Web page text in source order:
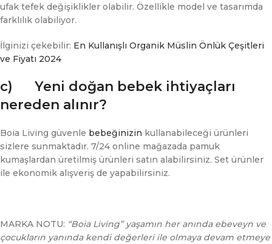
ufak tefek değişiklikler olabilir. Özellikle model ve tasarımda
farklılık olabiliyor.
İlginizi çekebilir: En Kullanışlı Organik Müslin Önlük Çeşitleri
ve Fiyatı 2024
c) Yeni doğan bebek ihtiyaçları
nereden alınır?
Boia Living güvenle bebeğinizin kullanabileceği ürünleri
sizlere sunmaktadır. 7/24 online mağazada pamuk
kumaşlardan üretilmiş ürünleri satın alabilirsiniz. Set ürünler
ile ekonomik alışveriş de yapabilirsiniz.
MARKA NOTU: “Boia Living” yaşamın her anında ebeveyn ve
çocukların yanında kendi değerleri ile olmaya devam etmeye